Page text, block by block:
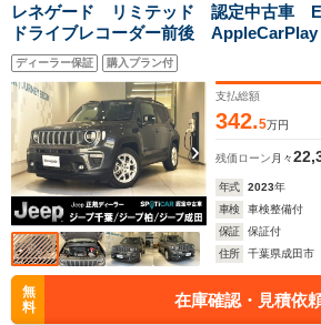
レネゲード リミテッド 認定中古車
ドライブレコーダー前後
AndroidautAuto ブラインドスポットモ
メラ
ディーラー保証 購入プラン付
支払総額
342.5万円
残価ローン 月々
年式 2023年
車検
車検整備付
保証
保証付
住所
千葉県成田市
無
料
在庫確認・見積依